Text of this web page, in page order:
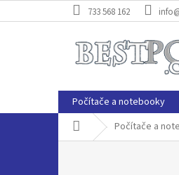
na
733 568 162
Počítače a notebooky
Domů Počítače a